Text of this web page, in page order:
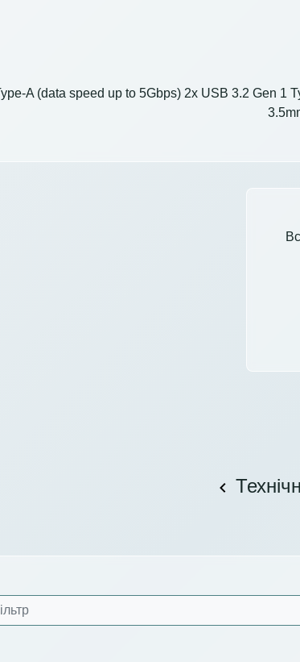
A (data speed up to 5Gbps) 2x USB 3.2 Gen